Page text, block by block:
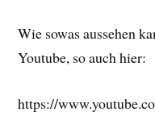
Wie sowas aussehen
Youtube, so auch hier:
https://